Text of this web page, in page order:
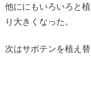
他ににもいろいろと
り大きくなった。
次はサボテンを植え